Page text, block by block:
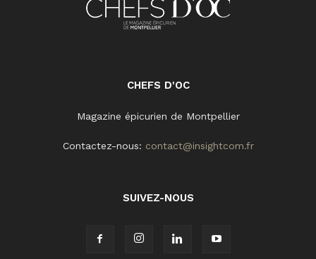
CHEFS D'OC
Magazine épicurien de Montpellier
Contactez-nous: contact@insightcom.fr
SUIVEZ-NOUS